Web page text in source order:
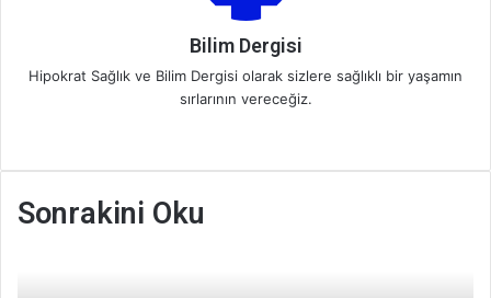
m
e
Bilim Dergisi
Hipokrat Sağlık ve Bilim Dergisi olarak sizlere sağlıklı bir yaşamın
sırlarının vereceğiz.
Sonrakini Oku